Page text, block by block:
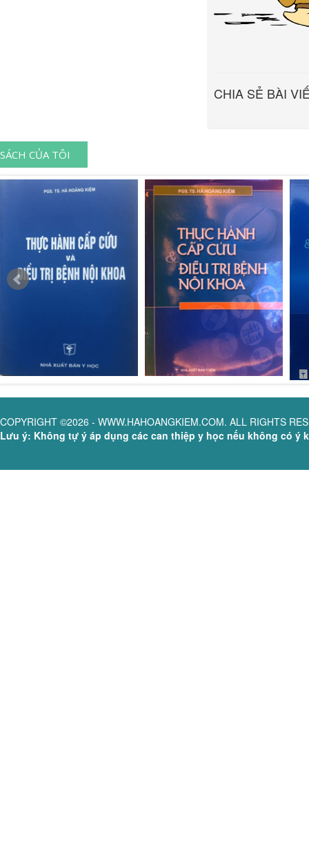
CHIA SẺ BÀI
SÁCH CỦA TÔI
COPYRIGHT ©2026 - WWW.HAHOANGKIEM.COM. ALL RIGHTS
Lưu ý: Không tự ý áp dụng các can thiệp y học nếu không có ý